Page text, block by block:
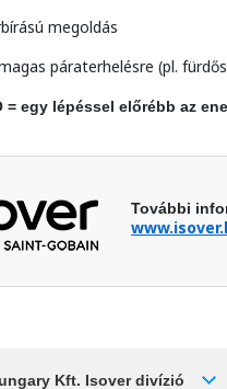
megoldás
páraterhelésre (pl.
= egy lépéssel előrébb az
További
Kft. Isover divízió